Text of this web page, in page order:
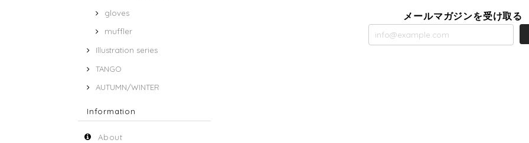
gloves
muffler
Illustration series
TANGO
AUTUMN/WINTER
Information
About
メールマガジンを受け取る